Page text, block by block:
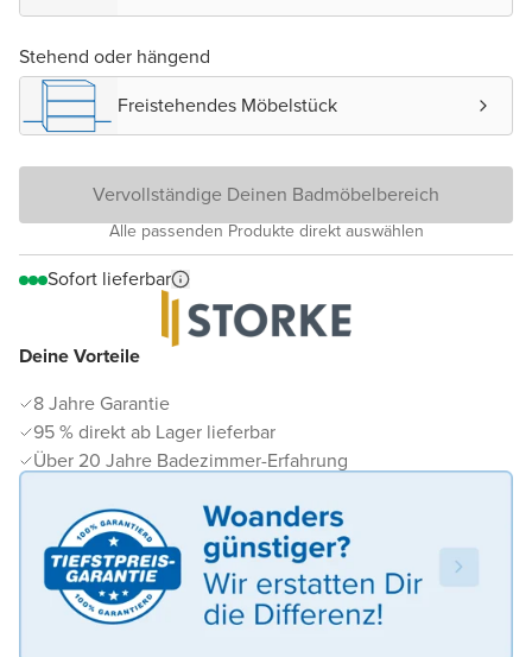
Deine Vorteile
8 Jahre Garantie
95 % direkt ab Lager lieferbar
Über 20 Jahre Badezimmer-Erfahrung
Stehend oder hängend
Freistehendes Möbelstück
Vervollständige Deinen Badmöbelbereich
Alle passenden Produkte direkt auswählen
Sofort lieferbar